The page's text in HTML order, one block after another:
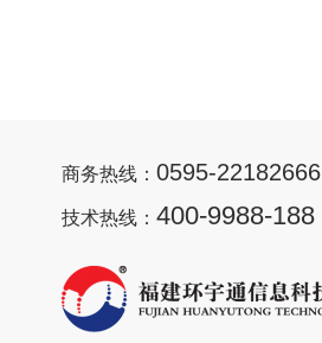
商务热线： 0595-22182666
技术热线： 400-9988-188